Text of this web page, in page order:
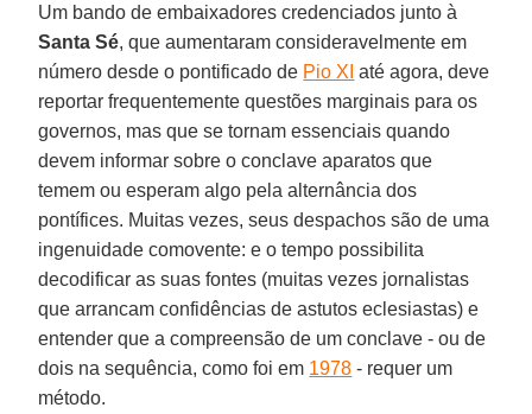
Um bando de embaixadores credenciados junto à
Santa Sé, que aumentaram consideravelmente em
número desde o pontificado de Pio XI até agora, deve
reportar frequentemente questões marginais para os
governos, mas que se tornam essenciais quando
devem informar sobre o conclave aparatos que
temem ou esperam algo pela alternância dos
pontífices. Muitas vezes, seus despachos são de uma
ingenuidade comovente: e o tempo possibilita
decodificar as suas fontes (muitas vezes jornalistas
que arrancam confidências de astutos eclesiastas) e
entender que a compreensão de um conclave - ou de
dois na sequência, como foi em 1978 - requer um
método.